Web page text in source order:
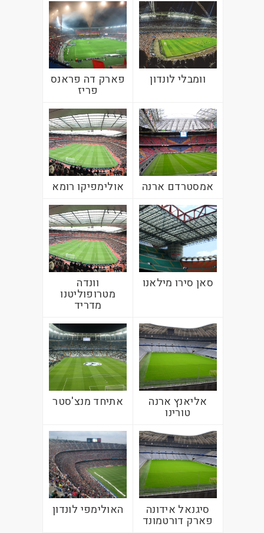
וומבלי לונדון פארק דה פראנס
פריז
אמסטרדם ארנה אולימפיקו רומא
סאן סירו מילאנו וונדה
מטרופוליטנו
מדריד
אליאנץ ארנה
טורינו
אתיחד מנצ'סטר
סיגנאל אידונה
פארק דורטמונד
האולימפי לונדון